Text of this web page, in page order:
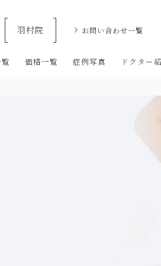
美容外科・美容皮膚科のオザキクリ
羽村院 お問い合わせ一覧
価格一覧 症例写真 ドクター